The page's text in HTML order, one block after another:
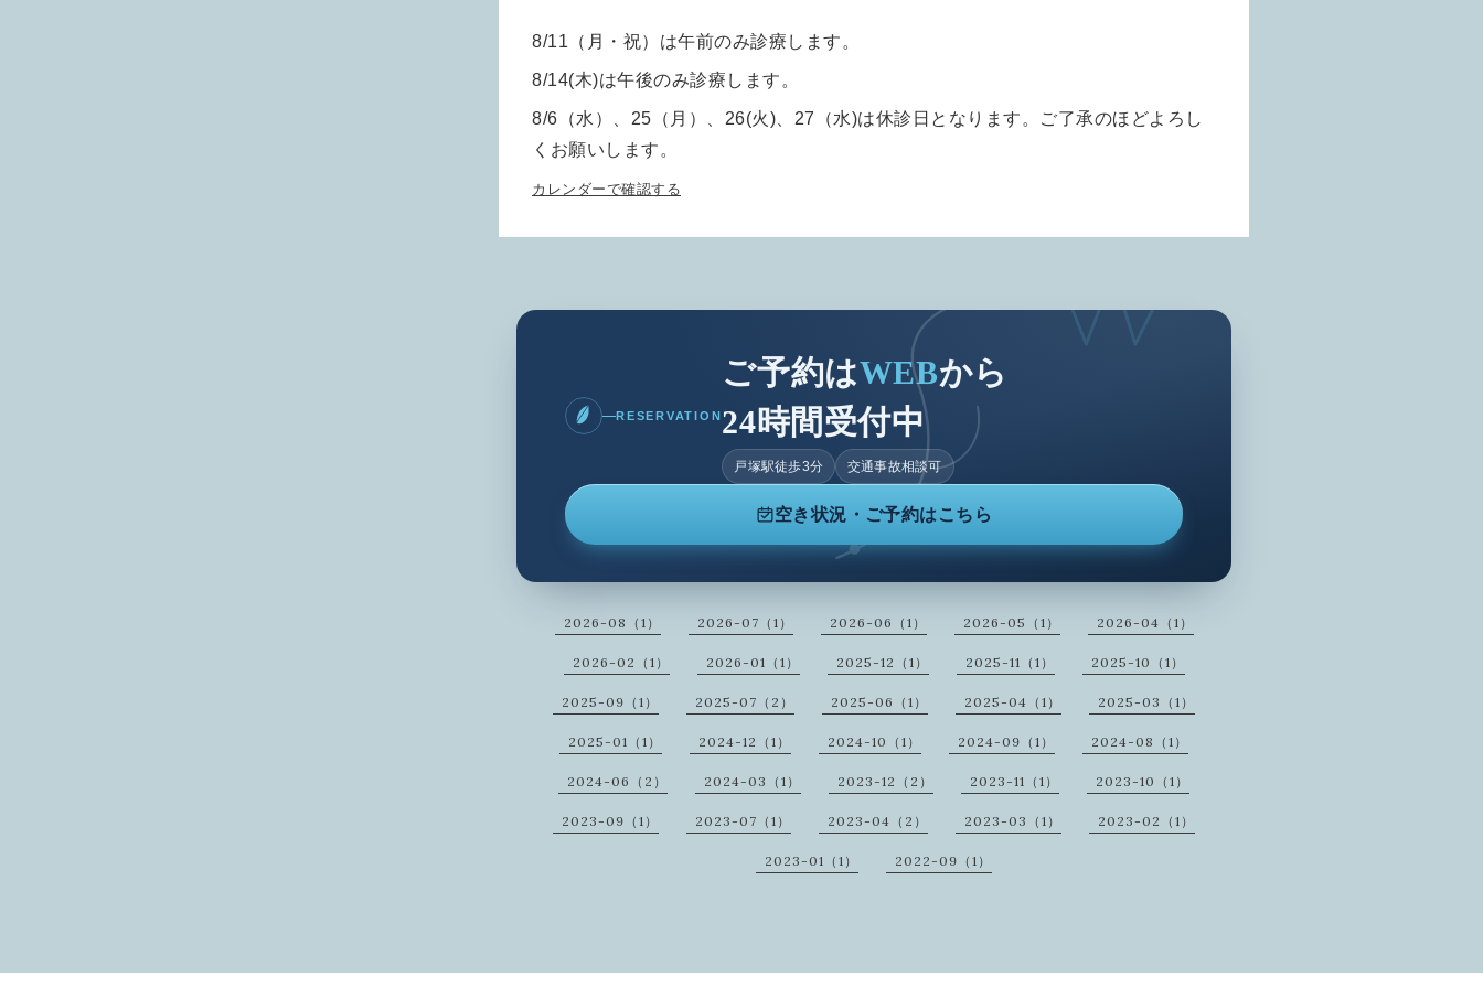
8/11（月・祝）は午前のみ診療します。
8/14(木)は午後のみ診療します。
8/6（水）、25（月）、26(火)、27（水)は休診日となります。
ご了承のほどよろし
くお願いします。
カレンダーで確認する
RESERVATION
ご予約はWEBから
24時間受付中
戸塚駅徒歩3分 交通事故相談可
空き状況・ご予約はこちら
2026-08（1） 2026-07（1） 2026-06（1） 2026-05（1） 2026-04（1）
2026-02（1） 2026-01（1） 2025-12（1） 2025-11（1） 2025-10（1）
2025-09（1） 2025-07（2） 2025-06（1） 2025-04（1） 2025-03（1）
2025-01（1） 2024-12（1） 2024-10（1） 2024-09（1） 2024-08（1）
2024-06（2） 2024-03（1） 2023-12（2） 2023-11（1） 2023-10（1）
2023-09（1） 2023-07（1） 2023-04（2） 2023-03（1） 2023-02（1）
2023-01（1） 2022-09（1）